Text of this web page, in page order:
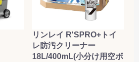
リンレイ R'SPRO+トイ
レ防汚クリーナー
18L/400mL(小分け用空ボ